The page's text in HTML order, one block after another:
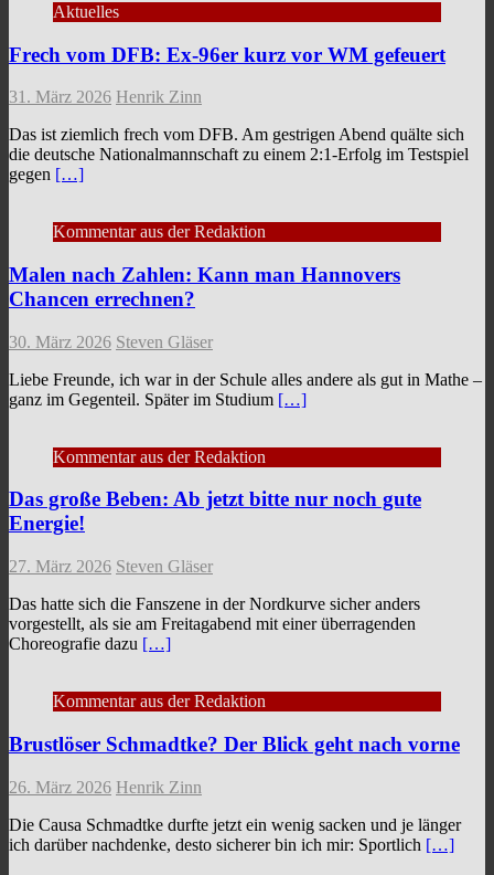
Aktuelles
Frech vom DFB: Ex-96er kurz vor WM gefeuert
31. März 2026 Henrik Zinn
Das ist ziemlich frech vom DFB. Am gestrigen Abend quälte sich
die deutsche Nationalmannschaft zu einem 2:1-Erfolg im Testspiel
gegen […]
Kommentar aus der Redaktion
Malen nach Zahlen: Kann man Hannovers
Chancen errechnen?
30. März 2026 Steven Gläser
Liebe Freunde, ich war in der Schule alles andere als gut in Mathe –
ganz im Gegenteil. Später im Studium […]
Kommentar aus der Redaktion
Das große Beben: Ab jetzt bitte nur noch gute
Energie!
27. März 2026 Steven Gläser
Das hatte sich die Fanszene in der Nordkurve sicher anders
vorgestellt, als sie am Freitagabend mit einer überragenden
Choreografie dazu […]
Kommentar aus der Redaktion
Brustlöser Schmadtke? Der Blick geht nach vorne
26. März 2026 Henrik Zinn
Die Causa Schmadtke durfte jetzt ein wenig sacken und je länger
ich darüber nachdenke, desto sicherer bin ich mir: Sportlich […]